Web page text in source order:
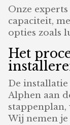
Onze
capaciteit,
opties zoals
Het
De
Alphen aan
stappenplan,
Wij nemen